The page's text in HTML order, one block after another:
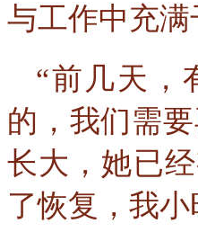
与工作中充
“前几天，
的，我们需
长大，她已
了恢复，我